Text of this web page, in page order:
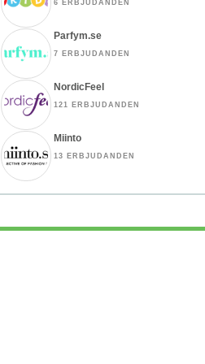
6 ERBJUDANDEN
Parfym.se
7 ERBJUDANDEN
NordicFeel
121 ERBJUDANDEN
Miinto
13 ERBJUDANDEN